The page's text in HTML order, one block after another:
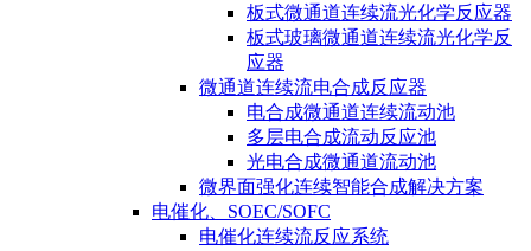
板式微通道连续流光化学反应器
板式玻璃微通道连续流光化学反
应器
微通道连续流电合成反应器
电合成微通道连续流动池
多层电合成流动反应池
光电合成微通道流动池
微界面强化连续智能合成解决方案
电催化、SOEC/SOFC
电催化连续流反应系统